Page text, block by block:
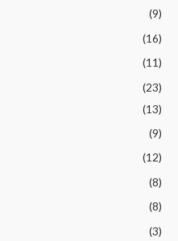
(9)
(16)
(11)
(23)
(13)
(9)
(12)
(8)
(8)
(3)